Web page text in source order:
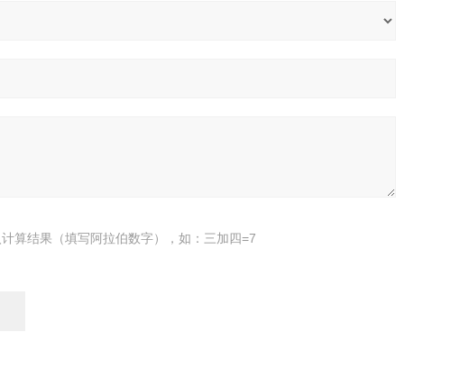
算结果（填写阿拉伯数字），如：三加四=7